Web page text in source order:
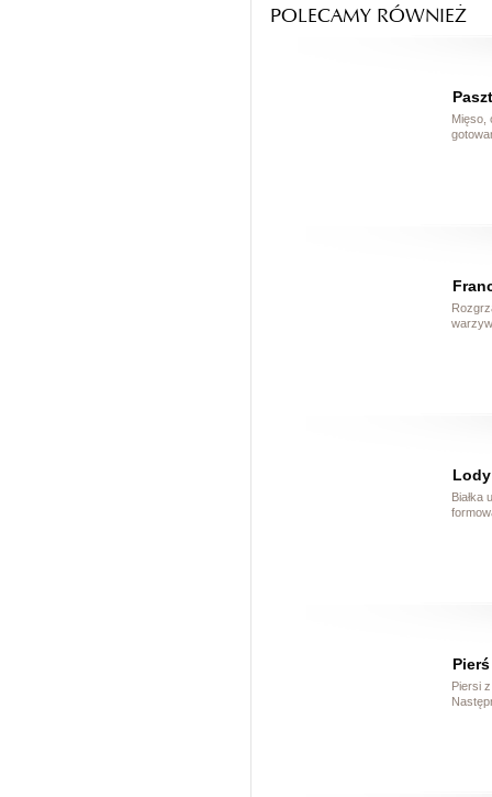
POLECAMY RÓWNIEŻ
Mięso,
Białka
Piersi